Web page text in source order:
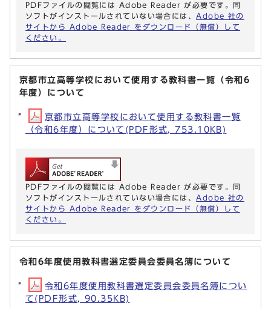
PDFファイルの閲覧には Adobe Reader が必要です。同
ソフトがインストールされていない場合には、 Adobe 社の
サイトから Adobe Reader をダウンロード（無償）して
ください。
京都市立高等学校において使用する教科書一覧（令和6
年度）について
京都市立高等学校において使用する教科書一覧
（令和6年度）について(PDF形式, 753.10KB)
PDFファイルの閲覧には Adobe Reader が必要です。同
ソフトがインストールされていない場合には、 Adobe 社の
サイトから Adobe Reader をダウンロード（無償）して
ください。
令和6年度使用教科書選定委員会委員名簿について
令和6年度使用教科書選定委員会委員名簿につい
て(PDF形式, 90.35KB)